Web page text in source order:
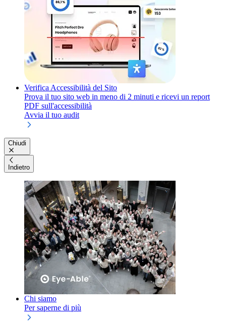
Verifica Accessibilità del Sito
Prova il tuo sito web in meno di 2 minuti e ricevi un report
PDF sull'accessibilità
Avvia il tuo audit
Chiudi
Indietro
Chi siamo
Per saperne di più